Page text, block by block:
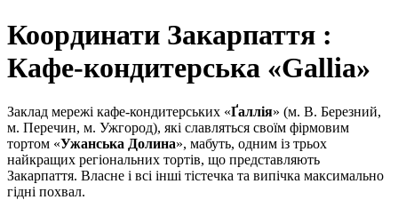
Координати Закарпаття :
Кафе-кондитерська «Gallia»
Заклад мережі кафе-кондитерських «Ґаллія» (м. В. Березний,
м. Перечин, м. Ужгород), які славляться своїм фірмовим
тортом «Ужанська Долина», мабуть, одним із трьох
найкращих регіональних тортів, що представляють
Закарпаття. Власне і всі інші тістечка та випічка максимально
гідні похвал.